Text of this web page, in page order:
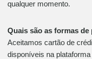
qualquer momento.
Quais são as formas de
Aceitamos cartão de
disponíveis na